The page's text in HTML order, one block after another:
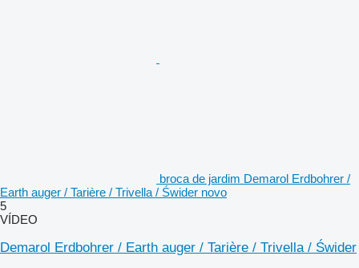
broca de jardim Demarol Erdbohrer /
Earth auger / Tarière / Trivella / Świder novo
5
VÍDEO
Demarol Erdbohrer / Earth auger / Tarière / Trivella / Świder